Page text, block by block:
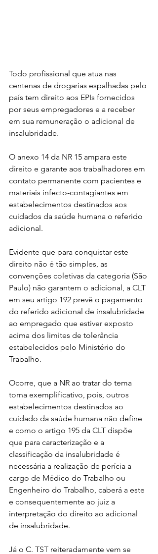
Todo profissional que atua nas
centenas de drogarias espalhadas pelo
país tem direito aos EPIs fornecidos
por seus empregadores e a receber
em sua remuneração o adicional de
insalubridade.
O anexo 14 da NR 15 ampara este
direito e garante aos trabalhadores em
contato permanente com pacientes e
materiais infecto-contagiantes em
estabelecimentos destinados aos
cuidados da saúde humana o referido
adicional.
Evidente que para conquistar este
direito não é tão simples, as
convenções coletivas da categoria (São
Paulo) não garantem o adicional, a CLT
em seu artigo 192 prevê o pagamento
do referido adicional de insalubridade
ao empregado que estiver exposto
acima dos limites de tolerância
estabelecidos pelo Ministério do
Trabalho.
Ocorre, que a NR ao tratar do tema
torna exemplificativo, pois, outros
estabelecimentos destinados ao
cuidado da saúde humana não define
e como o artigo 195 da CLT dispõe
que para caracterização e a
classificação da insalubridade é
necessária a realização de perícia a
cargo de Médico do Trabalho ou
Engenheiro do Trabalho, caberá a este
e consequentemente ao juiz a
interpretação do direito ao adicional
de insalubridade.
Já o C. TST reiteradamente vem se